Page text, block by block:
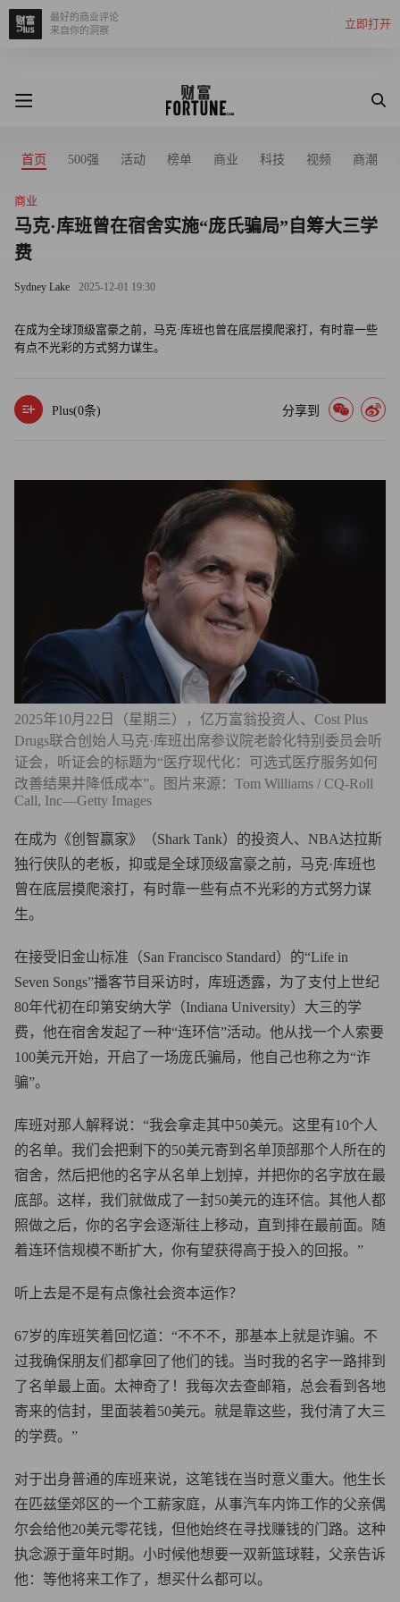
立即打开
最好的商业评论
来自你的洞察
首页 500强 活动 榜单 商业 科技 视频 商潮
商业
马克·库班曾在宿舍实施“庞氏骗局”自筹大三学
费
Sydney Lake 2025-12-01 19:30
在成为全球顶级富豪之前，马克·库班也曾在底层摸爬滚打，有时靠一些
有点不光彩的方式努力谋生。
Plus(0条) 分享到
2025年10月22日（星期三），亿万富翁投资人、Cost Plus
Drugs联合创始人马克·库班出席参议院老龄化特别委员会听
证会，听证会的标题为“医疗现代化：可选式医疗服务如何
改善结果并降低成本”。图片来源：Tom Williams / CQ-Roll
Call, Inc—Getty Images
在成为《创智赢家》（Shark Tank）的投资人、NBA达拉斯
独行侠队的老板，抑或是全球顶级富豪之前，马克·库班也
曾在底层摸爬滚打，有时靠一些有点不光彩的方式努力谋
生。
在接受旧金山标准（San Francisco Standard）的“Life in
Seven Songs”播客节目采访时，库班透露，为了支付上世纪
80年代初在印第安纳大学（Indiana University）大三的学
费，他在宿舍发起了一种“连环信”活动。他从找一个人索要
100美元开始，开启了一场庞氏骗局，他自己也称之为“诈
骗”。
库班对那人解释说：“我会拿走其中50美元。这里有10个人
的名单。我们会把剩下的50美元寄到名单顶部那个人所在的
宿舍，然后把他的名字从名单上划掉，并把你的名字放在最
底部。这样，我们就做成了一封50美元的连环信。其他人都
照做之后，你的名字会逐渐往上移动，直到排在最前面。随
着连环信规模不断扩大，你有望获得高于投入的回报。”
听上去是不是有点像社会资本运作？
67岁的库班笑着回忆道：“不不不，那基本上就是诈骗。不
过我确保朋友们都拿回了他们的钱。当时我的名字一路排到
了名单最上面。太神奇了！我每次去查邮箱，总会看到各地
寄来的信封，里面装着50美元。就是靠这些，我付清了大三
的学费。”
对于出身普通的库班来说，这笔钱在当时意义重大。他生长
在匹兹堡郊区的一个工薪家庭，从事汽车内饰工作的父亲偶
尔会给他20美元零花钱，但他始终在寻找赚钱的门路。这种
执念源于童年时期。小时候他想要一双新篮球鞋，父亲告诉
他：等他将来工作了，想买什么都可以。